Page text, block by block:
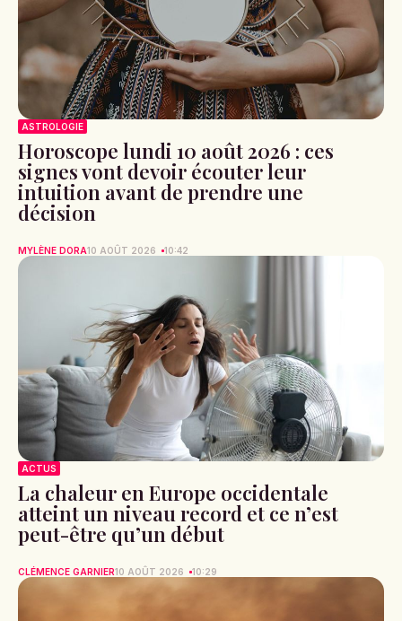
ASTROLOGIE
Horoscope lundi 10 août 2026 : ces
signes vont devoir écouter leur
intuition avant de prendre une
décision
MYLÈNE DORA10 AOÛT 2026 10:42
ACTUS
La chaleur en Europe occidentale
atteint un niveau record et ce n’est
peut-être qu’un début
CLÉMENCE GARNIER10 AOÛT 2026 10:29